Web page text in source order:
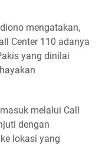
mengatakan,
Center 110 adanya
yang dinilai
melalui Call
dengan
lokasi yang